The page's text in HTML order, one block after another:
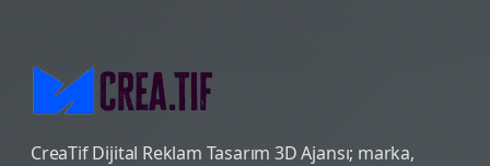
CreaTif Dijital Reklam Tasarım 3D Ajansı; marka,